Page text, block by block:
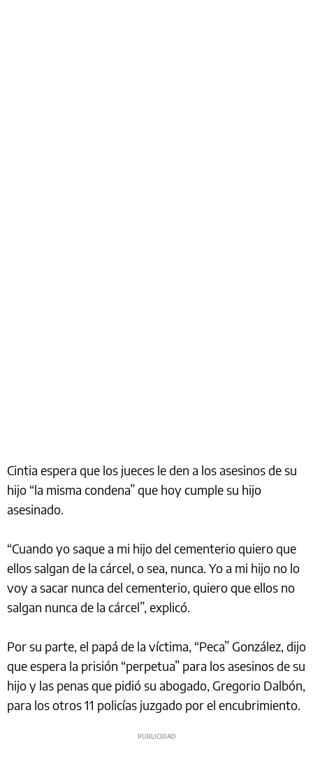
Cintia espera que los jueces le den a los asesinos de su
hijo “la misma condena” que hoy cumple su hijo
asesinado.
“Cuando yo saque a mi hijo del cementerio quiero que
ellos salgan de la cárcel, o sea, nunca. Yo a mi hijo no lo
voy a sacar nunca del cementerio, quiero que ellos no
salgan nunca de la cárcel”, explicó.
Por su parte, el papá de la víctima, “Peca” González, dijo
que espera la prisión “perpetua” para los asesinos de su
hijo y las penas que pidió su abogado, Gregorio Dalbón,
para los otros 11 policías juzgado por el encubrimiento.